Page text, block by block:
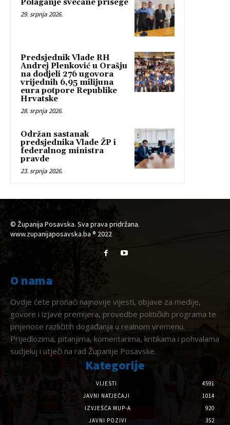
Polaganje svečane prisege
29. srpnja 2026.
Predsjednik Vlade RH
Andrej Plenković u Orašju
na dodjeli 276 ugovora
vrijednih 6,95 milijuna
eura potpore Republike
Hrvatske
28. srpnja 2026.
Održan sastanak
predsjednika Vlade ŽP i
federalnog ministra
pravde
23. srpnja 2026.
© Županija Posavska. Sva prava pridržana.
www.zupanijaposavska.ba ® 2022
O nama
Ovdje ćete pronaći najnovije vijesti, objave za medije,
govore i izjave premijera, provedbe političkih programa te
prijenose različitih događanja u realnom vremenu.
Prijedlozima, pitanjima, komentarima, kritikama i pohvalama
sudjeluj i utječi na rad Županije Posavske.
Kategorije
VIJESTI
4591
JAVNI NATJEČAJI
1014
IZVJEŠĆA MUP-A
920
JAVNI POZIVI
352